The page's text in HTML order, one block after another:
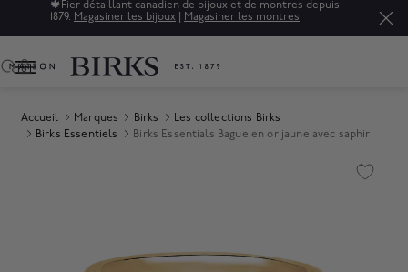
de bijoux et de montres depuis
Magasiner les montres
Soldes : jusqu'à 50% de
raffinés.*
0
Accueil Marques Birks
Les collections Birks
Birks Essentiels
Birks Essentials Bague en or jaune avec saphir